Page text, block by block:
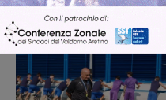
Cultura 10 Agosto 2026